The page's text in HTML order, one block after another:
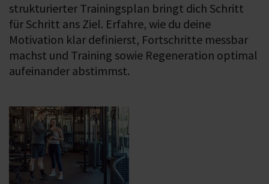
strukturierter Trainingsplan bringt dich Schritt
für Schritt ans Ziel. Erfahre, wie du deine
Motivation klar definierst, Fortschritte messbar
machst und Training sowie Regeneration optimal
aufeinander abstimmst.